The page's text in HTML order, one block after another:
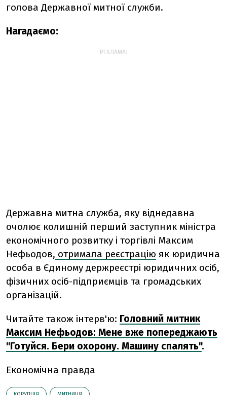
голова Державної митної служби.
Нагадаємо:
РЕКЛАМА:
Державна митна служба, яку віднедавна
очолює колишній перший заступник міністра
економічного розвитку і торгівлі Максим
Нефьодов, отримала реєстрацію як юридична
особа в Єдиному держреєстрі юридичних осіб,
фізичних осіб-підприємців та громадських
організацій.
Читайте також інтерв'ю: Головний митник
Максим Нефьодов: Мене вже попереджають
"Готуйся. Бери охорону. Машину спалять".
Економічна правда